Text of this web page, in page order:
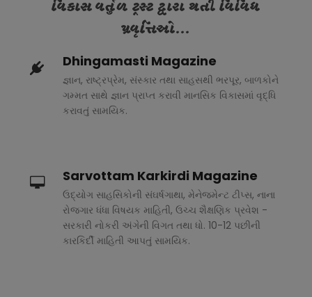
વિકાસ વર્તુળ ટ્રસ્ટ દ્વારા થતી વિવિધ
પ્રવૃત્તિઓ...
Dhingamasti Magazine
જ્ઞાન, રાષ્ટ્રપ્રેમ, સંસ્કાર તથા સાહસથી ભરપૂર, બાળકોને
ગમ્મત સાથે જ્ઞાન પ્રાપ્ત કરાવી માનસિક વિકાસમાં વૃદ્ધિ
કરાવતું સામયિક.
Sarvottam Karkirdi Magazine
ઉદ્યોગ સાહસિકોની સંઘર્ષગાથા, મેનેજમેન્ટ ટીપ્સ, નાના
રોજગાર ધંધા વિષયક માહિતી, ઉચ્ચ શૈક્ષણિક પ્રવેશ -
સરકારી નોકરી અંગેની વિગત તથા ધો. 10-12 પછીની
કારકિર્દી માહિતી આપતું સામયિક.